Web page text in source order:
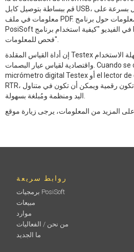
قم ببساطة بتوصيل كابل USB، واستيراد المحاضرات، واحصل بسرعة على
معلومات في ملف PDF. احصل على مزيد من المعلومات حول برنامج
PosiSoft في الفيديو "كيفية استخدام برنامج PosiSoft للحصول على أفضل
فحص للمعلومات".
إن أداة القياس المقلدة Testex هي طريقة دقيقة وسهلة الاستخدام
واقتصادية لقياس عيار البصمات. Cuando se combina se combina con el
micrómetro digital Testex أو el lector de cinta réplica PosiTector
RTR، فإن الأدوية رقمية ويمكن أن تكون رقمية ويمكن أن تكون في متناول
روابط سريعة
برمجيات PosiSoft
مبيعات
موارد
من نحن / الفعاليات
ما الجديد